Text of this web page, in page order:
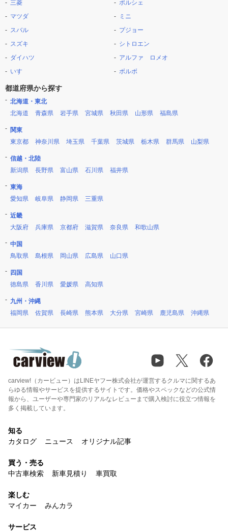
三菱
マツダ
スバル
スズキ
ダイハツ
いすゞ
ポルシェ
ミニ
プジョー
シトロエン
アルファ ロメオ
ボルボ
都道府県から探す
北海道・東北
北海道
青森県 岩手県 宮城県 秋田県 山形県 福島県
関東
東京都
神奈川県 埼玉県 千葉県 茨城県 栃木県 群馬県 山梨県
信越・北陸
新潟県
長野県 富山県 石川県 福井県
東海
愛知県
岐阜県 静岡県 三重県
近畿
大阪府
兵庫県 京都府 滋賀県 奈良県 和歌山県
中国
鳥取県
島根県 岡山県 広島県 山口県
四国
徳島県
香川県 愛媛県 高知県
九州・沖縄
福岡県
佐賀県 長崎県 熊本県 大分県 宮崎県 鹿児島県 沖縄県
carview!（カービュー）はLINEヤフー株式会社が運営するクルマに関するあ
らゆる情報やサービスを提供するサイトです。価格やスペックなどの公式情
報から、ユーザーや専門家のリアルなレビューまで購入検討に役立つ情報を
多く掲載しています。
知る
カタログ
ニュース オリジナル記事
買う・売る
中古車検索
新車見積り 車買取
楽しむ
マイカー
みんカラ
サービス